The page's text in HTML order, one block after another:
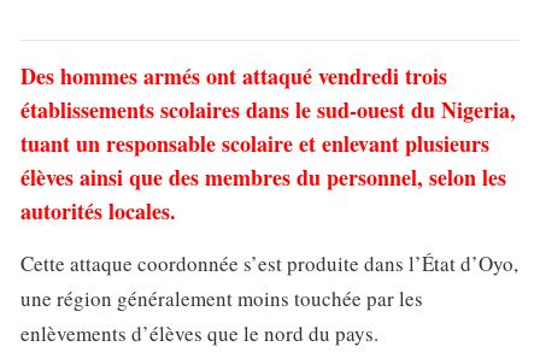
Des hommes armés ont attaqué vendredi trois
établissements scolaires dans le sud-ouest du Nigeria,
tuant un responsable scolaire et enlevant plusieurs
élèves ainsi que des membres du personnel, selon les
autorités locales.
Cette attaque coordonnée s’est produite dans l’État d’Oyo,
une région généralement moins touchée par les
enlèvements d’élèves que le nord du pays.